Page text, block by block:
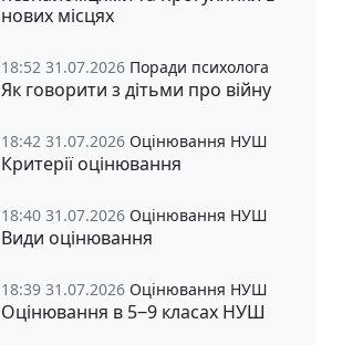
нових місцях
18:52 31.07.2026 Поради психолога
Як говорити з дітьми про війну
18:42 31.07.2026 Оцінювання НУШ
Критерії оцінювання
18:40 31.07.2026 Оцінювання НУШ
Види оцінювання
18:39 31.07.2026 Оцінювання НУШ
Оцінювання в 5‒9 класах НУШ